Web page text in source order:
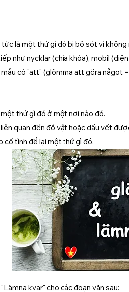
là một thứ gì đó bị bỏ sót vì không
như nycklar (chìa khóa), mobil
có "att" (glömma att göra något =
thứ gì đó ở một nơi nào đó.
quan đến đồ vật hoặc dấu vết
tình để lại một thứ gì đó.
kvar" cho các đoạn văn sau: